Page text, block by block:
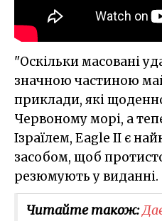
"Оскільки масовані
значною частиною
приклади, які
Червоному морі, а
Ізраїлем, Eagle II є
засобом, щоб
резюмують у виданні.
Читайте також: